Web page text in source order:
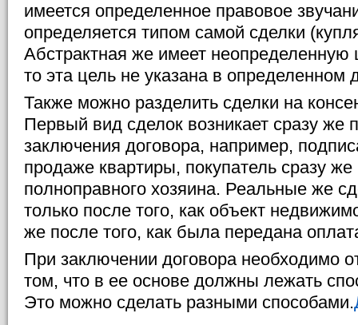
имеется определенное правовое
определяется типом самой сделки
Абстрактная же имеет неопределенную
то эта цель не указана в определенном
Также можно разделить сделки на
Первый вид сделок возникает сразу же
заключения договора, например,
продаже квартиры, покупатель сразу
полноправного хозяина. Реальные же
только после того, как объект
же после того, как была передана
При заключении договора необходимо
том, что в ее основе должны лежать
Это можно сделать разными способами.